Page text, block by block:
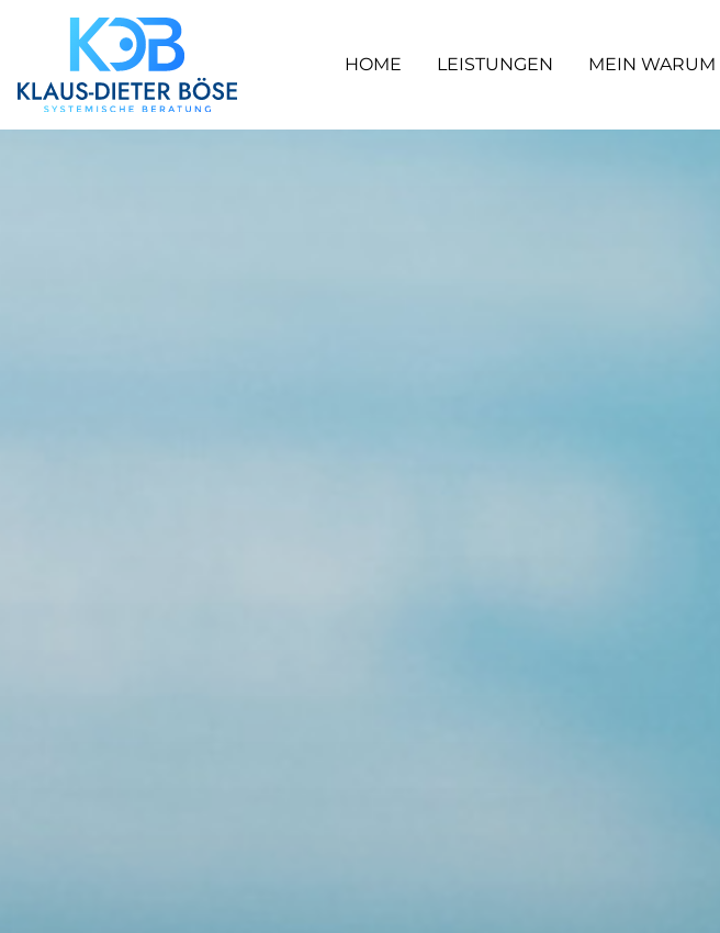
HOME LEISTUNGEN MEIN WARUM